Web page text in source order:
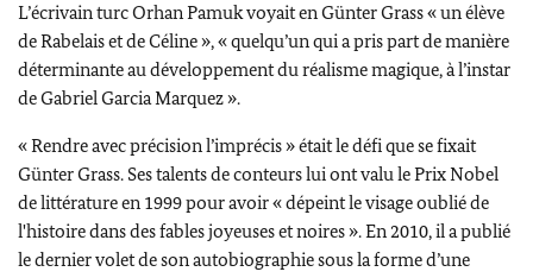
L’écrivain turcOrhan Pamukvoyait enGünter Grass« un élève
de Rabelais et de Céline », « quelqu’un qui a pris part de manière
déterminante au développement du réalisme magique, à l’instar
deGabriel Garcia Marquez».
« Rendre avec précision l’imprécis » était le défi que se fixait
Günter Grass. Ses talents de conteurs lui ont valu le Prix Nobel
de littérature en 1999 pour avoir « dépeint le visage oublié de
l'histoire dans des fables joyeuses et noires ». En 2010, il a publié
le dernier volet de son autobiographie sous la forme d’une